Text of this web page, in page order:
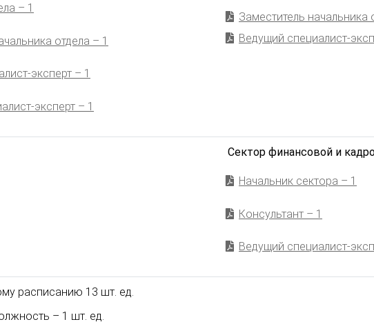
– 1
отдела – 1
эксперт – 1
эксперт – 1
Заместитель начальника
Ведущий специалист-
Сектор финансовой и
Начальник сектора – 1
Консультант – 1
Ведущий специалист-
расписанию 13 шт. ед.
– 1 шт. ед.